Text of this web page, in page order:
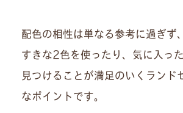
配色の相性は単なる参考に過ぎず
すきな2色を使ったり、気に入っ
見つけることが満足のいくランド
なポイントです。